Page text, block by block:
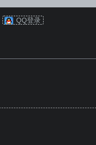
QQ登录